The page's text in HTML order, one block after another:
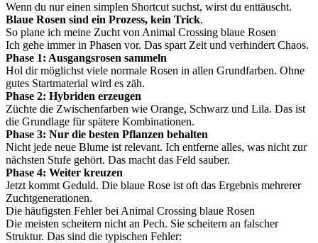
Wenn du nur einen simplen Shortcut suchst, wirst du enttäuscht.
Blaue Rosen sind ein Prozess, kein Trick.
So plane ich meine Zucht von Animal Crossing blaue Rosen
Ich gehe immer in Phasen vor. Das spart Zeit und verhindert Chaos.
Phase 1: Ausgangsrosen sammeln
Hol dir möglichst viele normale Rosen in allen Grundfarben. Ohne
gutes Startmaterial wird es zäh.
Phase 2: Hybriden erzeugen
Züchte die Zwischenfarben wie Orange, Schwarz und Lila. Das ist
die Grundlage für spätere Kombinationen.
Phase 3: Nur die besten Pflanzen behalten
Nicht jede neue Blume ist relevant. Ich entferne alles, was nicht zur
nächsten Stufe gehört. Das macht das Feld sauber.
Phase 4: Weiter kreuzen
Jetzt kommt Geduld. Die blaue Rose ist oft das Ergebnis mehrerer
Zuchtgenerationen.
Die häufigsten Fehler bei Animal Crossing blaue Rosen
Die meisten scheitern nicht an Pech. Sie scheitern an falscher
Struktur. Das sind die typischen Fehler: